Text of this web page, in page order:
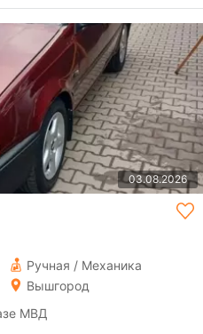
03.08.2026
Ручная / Механика
Вышгород
МВД